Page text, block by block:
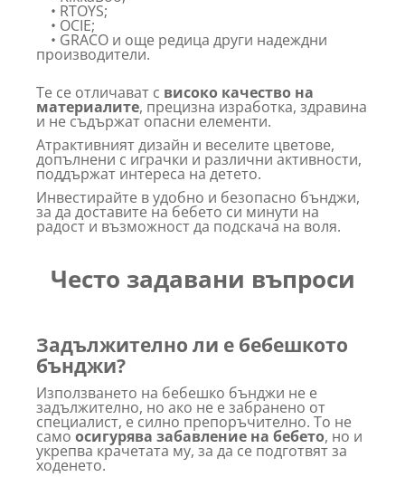
• RTOYS;
• OCIE;
• GRACO и още редица други надеждни
производители.
Те се отличават с високо качество на
материалите, прецизна изработка, здравина
и не съдържат опасни елементи.
Атрактивният дизайн и веселите цветове,
допълнени с играчки и различни активности,
поддържат интереса на детето.
Инвестирайте в удобно и безопасно бънджи,
за да доставите на бебето си минути на
радост и възможност да подскача на воля.
Често задавани въпроси
Задължително ли е бебешкото
бънджи?
Използването на бебешко бънджи не е
задължително, но ако не е забранено от
специалист, е силно препоръчително. То не
само осигурява забавление на бебето, но и
укрепва крачетата му, за да се подготвят за
ходенето.